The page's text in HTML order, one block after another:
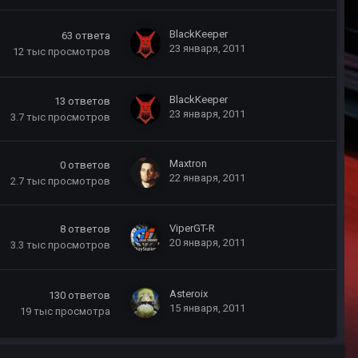
63 ответа
12 тыс просмотров
BlackKeeper
23 января, 2011
13 ответов
3.7 тыс просмотров
BlackKeeper
23 января, 2011
0 ответов
2.7 тыс просмотров
Maxtron
22 января, 2011
8 ответов
3.3 тыс просмотров
ViperGT-R
20 января, 2011
130 ответов
19 тыс просмотра
Asteroix
15 января, 2011